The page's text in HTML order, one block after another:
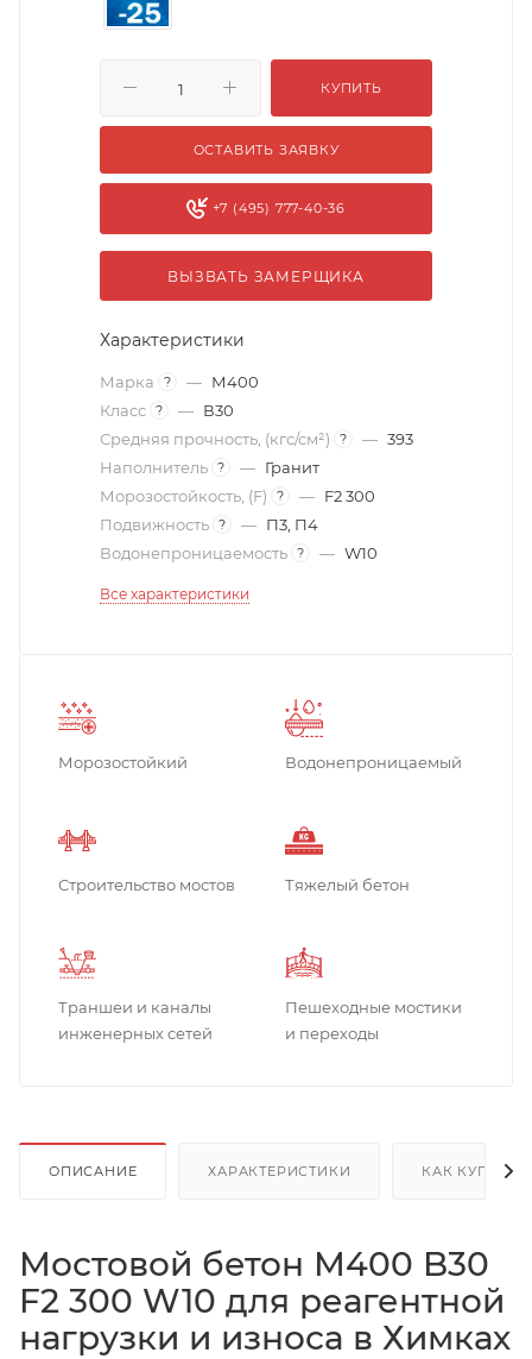
КУПИТЬ
ОСТАВИТЬ ЗАЯВКУ
+7 (495) 777-40-36
ВЫЗВАТЬ ЗАМЕРЩИКА
Характеристики
Марка ? — М400
Класс ? — В30
Средняя прочность, (кгс/см²)
? — 393
Наполнитель ? — Гранит
Морозостойкость, (F)
? — F2 300
Подвижность ? — П3, П4
Водонепроницаемость ? — W10
Все характеристики
Морозостойкий Водонепроницаемый
Строительство мостов Тяжелый бетон
Траншеи и каналы
инженерных сетей
Пешеходные мостики
и переходы
ОПИСАНИЕ ХАРАКТЕРИСТИКИ КАК КУПИТЬ
Мостовой бетон М400 B30
F2 300 W10 для реагентной
нагрузки и износа в Химках